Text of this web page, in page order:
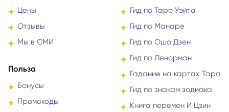
Цены
Отзывы
Мы в СМИ
Польза
Бонусы
Промокоды
Гид по Таро Уэйта
Гид по Манаре
Гид по Ошо Дзен
Гид по Ленорман
Гадание на картах Таро
Гид по знакам зодиака
Книга перемен И Цзин